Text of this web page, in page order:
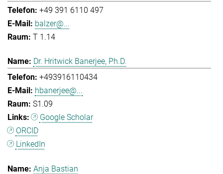
+49 391 6110 497
balzer@...
T 1.14
Dr. Hritwick Banerjee, Ph.D.
+493916110434
hbanerjee@...
S1.09
Google Scholar
ORCID
LinkedIn
Anja Bastian